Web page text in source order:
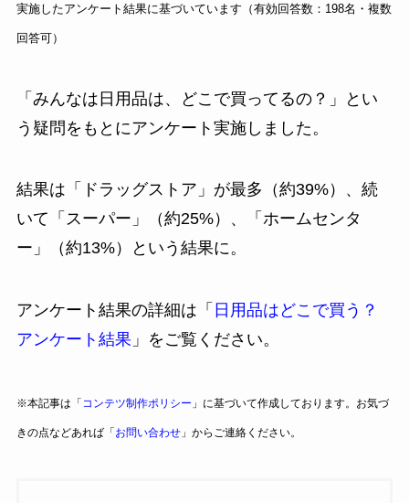
実施したアンケート結果に基づいています（有効回答数：198名・複数
回答可）
「みんなは日用品は、どこで買ってるの？」とい
う疑問をもとにアンケート実施しました。
結果は「ドラッグストア」が最多（約39%）、続
いて「スーパー」（約25%）、「ホームセンタ
ー」（約13%）という結果に。
アンケート結果の詳細は「 日用品はどこで買う？
アンケート結果 」をご覧ください。
※本記事は「 コンテツ制作ポリシー 」に基づいて作成しております。お気づ
きの点などあれば「 お問い合わせ」からご連絡ください。